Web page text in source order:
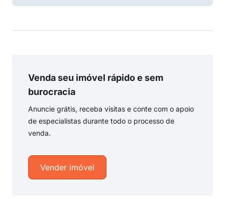
Venda seu imóvel rápido e sem
burocracia
Anuncie grátis, receba visitas e conte com o apoio
de especialistas durante todo o processo de
venda.
Vender imóvel